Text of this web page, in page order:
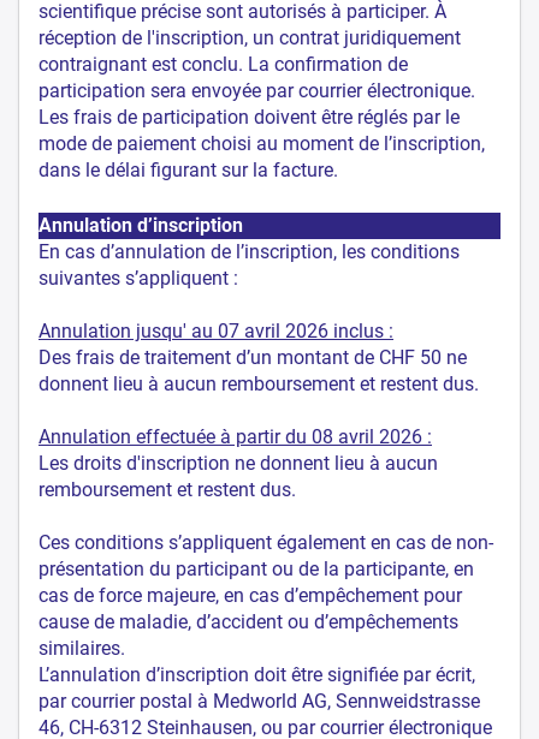
scientifique précise sont autorisés à participer. À
réception de l'inscription, un contrat juridiquement
contraignant est conclu. La confirmation de
participation sera envoyée par courrier électronique.
Les frais de participation doivent être réglés par le
mode de paiement choisi au moment de l’inscription,
dans le délai figurant sur la facture.
Annulation d’inscription
En cas d’annulation de l’inscription, les conditions
suivantes s’appliquent :
Annulation jusqu' au 07 avril 2026 inclus :
Des frais de traitement d’un montant de CHF 50 ne
donnent lieu à aucun remboursement et restent dus.
Annulation effectuée à partir du 08 avril 2026 :
Les droits d'inscription ne donnent lieu à aucun
remboursement et restent dus.
Ces conditions s’appliquent également en cas de non-
présentation du participant ou de la participante, en
cas de force majeure, en cas d’empêchement pour
cause de maladie, d’accident ou d’empêchements
similaires.
L’annulation d’inscription doit être signifiée par écrit,
par courrier postal à Medworld AG, Sennweidstrasse
46, CH-6312 Steinhausen, ou par courrier électronique